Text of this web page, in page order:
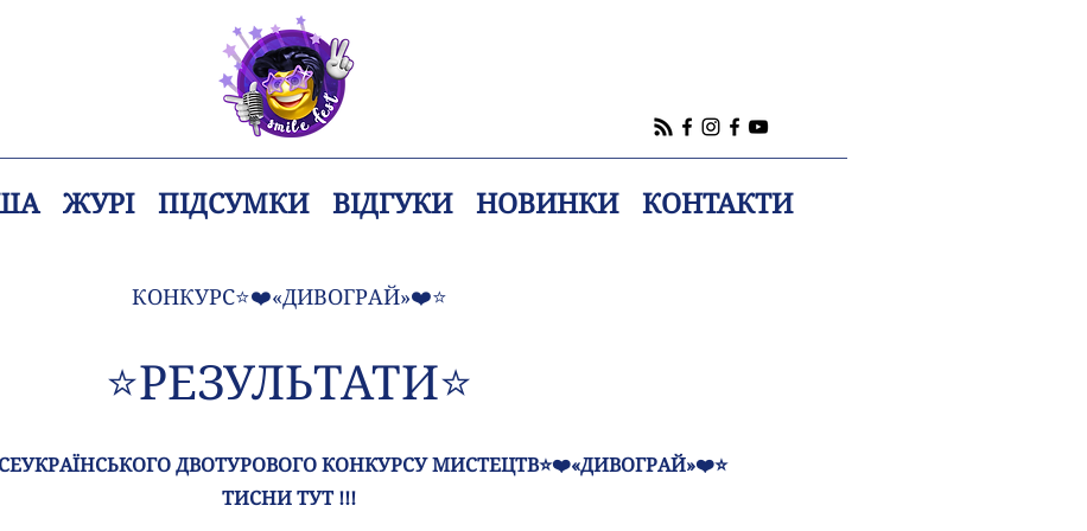
ЖУРІ ПІДСУМКИ ВІДГУКИ НОВИНКИ КОНТАКТИ
КОНКУРС⭐️❤️«ДИВОГРАЙ»❤️⭐️
⭐РЕЗУЛЬТАТИ⭐
ДВОТУРОВОГО КОНКУРСУ МИСТЕЦТВ⭐️❤️«ДИВОГРАЙ»❤️⭐️
ТИСНИ ТУТ !!!